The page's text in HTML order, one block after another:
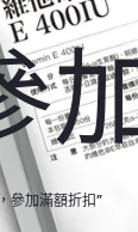
參加滿額折扣”